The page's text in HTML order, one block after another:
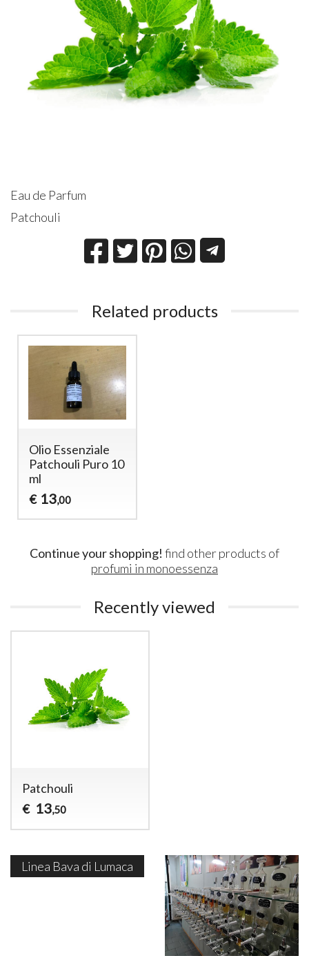
Eau de Parfum
Patchouli
Related products
Olio Essenziale
Patchouli Puro 10
ml
€ 13,00
Continue your shopping! find other products of
profumi in monoessenza
Recently viewed
Patchouli
€ 13,50
Linea Bava di Lumaca